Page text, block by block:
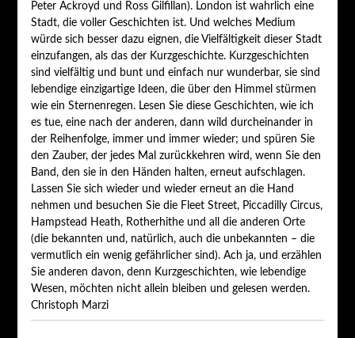
Peter Ackroyd und Ross Gilfillan). London ist wahrlich eine
Stadt, die voller Geschichten ist. Und welches Medium
würde sich besser dazu eignen, die Vielfältigkeit dieser Stadt
einzufangen, als das der Kurzgeschichte. Kurzgeschichten
sind vielfältig und bunt und einfach nur wunderbar, sie sind
lebendige einzigartige Ideen, die über den Himmel stürmen
wie ein Sternenregen. Lesen Sie diese Geschichten, wie ich
es tue, eine nach der anderen, dann wild durcheinander in
der Reihenfolge, immer und immer wieder; und spüren Sie
den Zauber, der jedes Mal zurückkehren wird, wenn Sie den
Band, den sie in den Händen halten, erneut aufschlagen.
Lassen Sie sich wieder und wieder erneut an die Hand
nehmen und besuchen Sie die Fleet Street, Piccadilly Circus,
Hampstead Heath, Rotherhithe und all die anderen Orte
(die bekannten und, natürlich, auch die unbekannten – die
vermutlich ein wenig gefährlicher sind). Ach ja, und erzählen
Sie anderen davon, denn Kurzgeschichten, wie lebendige
Wesen, möchten nicht allein bleiben und gelesen werden.
Christoph Marzi